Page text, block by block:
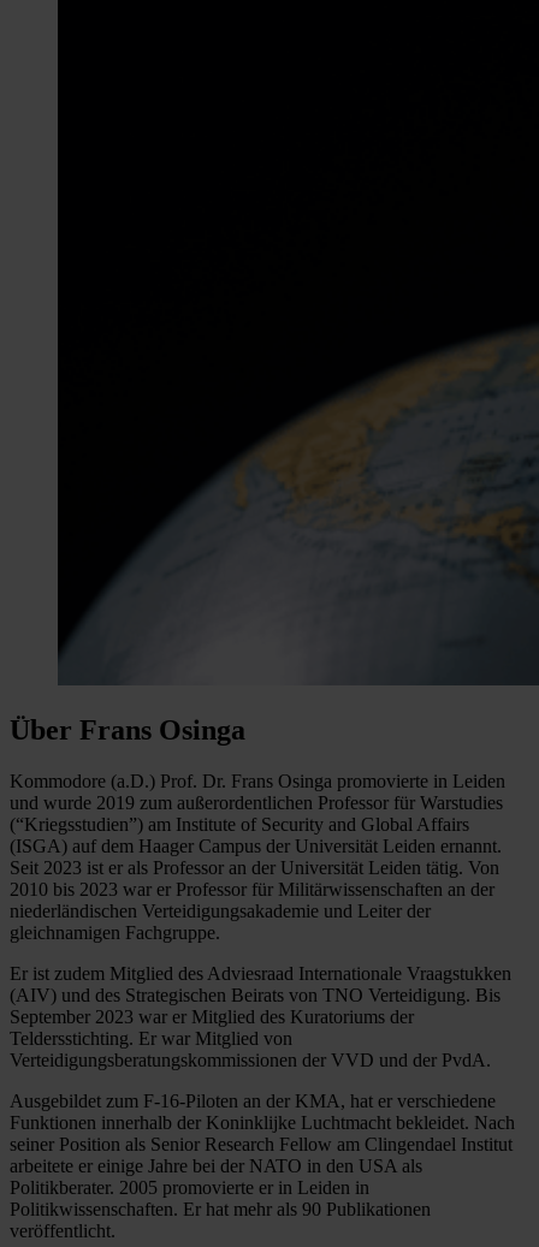
Über Frans Osinga
Kommodore (a.D.) Prof. Dr. Frans Osinga promovierte in Leiden
und wurde 2019 zum außerordentlichen Professor für Warstudies
(“Kriegsstudien”) am Institute of Security and Global Affairs
(ISGA) auf dem Haager Campus der Universität Leiden ernannt.
Seit 2023 ist er als Professor an der Universität Leiden tätig. Von
2010 bis 2023 war er Professor für Militärwissenschaften an der
niederländischen Verteidigungsakademie und Leiter der
gleichnamigen Fachgruppe.
Er ist zudem Mitglied des Adviesraad Internationale Vraagstukken
(AIV) und des Strategischen Beirats von TNO Verteidigung. Bis
September 2023 war er Mitglied des Kuratoriums der
Teldersstichting. Er war Mitglied von
Verteidigungsberatungskommissionen der VVD und der PvdA.
Ausgebildet zum F-16-Piloten an der KMA, hat er verschiedene
Funktionen innerhalb der Koninklijke Luchtmacht bekleidet. Nach
seiner Position als Senior Research Fellow am Clingendael Institut
arbeitete er einige Jahre bei der NATO in den USA als
Politikberater. 2005 promovierte er in Leiden in
Politikwissenschaften. Er hat mehr als 90 Publikationen
veröffentlicht.